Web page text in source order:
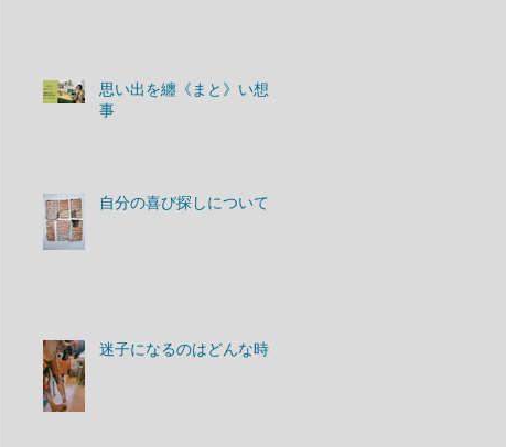
思い出を纏《まと》い想う
事
自分の喜び探しについて
迷子になるのはどんな時？